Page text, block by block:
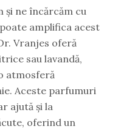
și ne încărcăm cu
amplifica acest
Vranjes oferă
sau lavandă,
atmosferă
Aceste parfumuri
ajută și la
oferind un